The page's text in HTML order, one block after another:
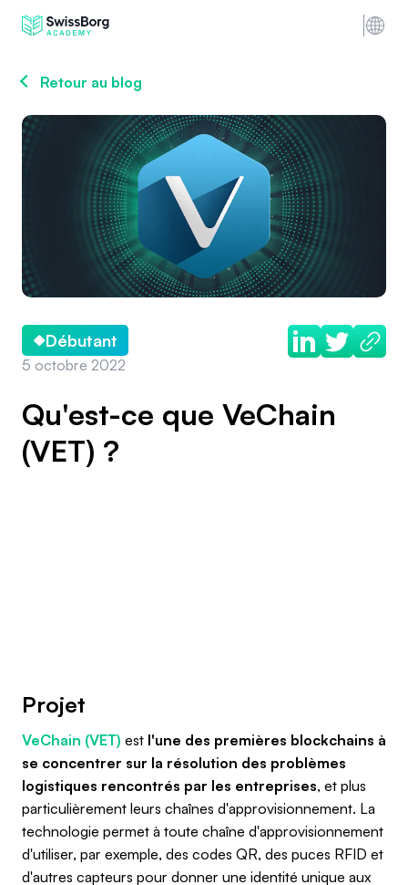
Retour au blog
Débutant
5 octobre 2022
Qu'est-ce que VeChain
(VET) ?
Projet
VeChain (VET) est l'une des premières blockchains à
se concentrer sur la résolution des problèmes
logistiques rencontrés par les entreprises, et plus
particulièrement leurs chaînes d'approvisionnement. La
technologie permet à toute chaîne d'approvisionnement
d'utiliser, par exemple, des codes QR, des puces RFID et
d'autres capteurs pour donner une identité unique aux